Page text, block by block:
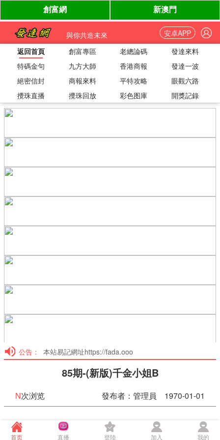
與你共造未來
安卓APP
返回首頁
創富專區 老總論碼
發達來料
特碼金句
九方大師 香港商報
發達一波
絕密信封
商報來料 平特攻略
眼觀六路
攪珠直播
攪珠回放 彩色图庫 開獎記錄
公告： 本站易記網址https://fada.ooo
85期-(新版)千金小姐B
N次浏览 發布者：管理員 1970-01-01
85期-(新版)千金小姐B
首页 直播 登陸 加入 我的